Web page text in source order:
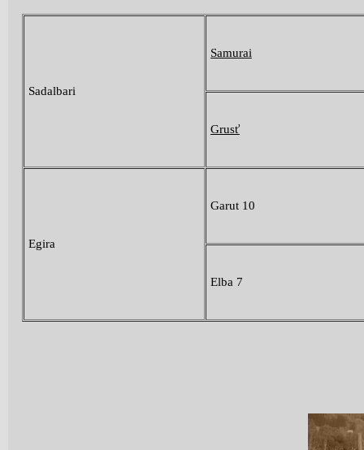
Sadalbari
Samurai
Grusť
Egira
Garut 10
Elba 7